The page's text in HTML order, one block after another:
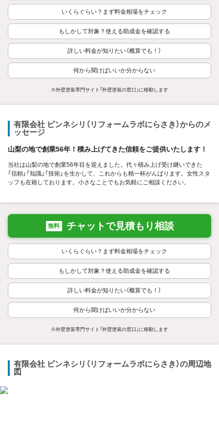
いくらぐらい？まず料金相場をチェック
もしかして対象？使える助成金を確認する
詳しい料金が知りたい（概算でも！）
何から聞けばいいか分からない
※外壁塗装専門サイト「外壁塗装の窓口」に移動します
有限会社 ピンネシリ（リフォームラボにらさき）からのメ
ッセージ
山梨の地で創業56年！積み上げてきた信頼をご提供いたします！
当社は山梨の地で創業56年目を迎えました。代々積み上げ受け継いできた
「信頼」「知識」「技術」を生かして、これからも精一杯がんばります。女性スタ
ッフも在籍しております。小さなことでもお気軽にご相談ください。
無料 チャットで見積もり相談
いくらぐらい？まず料金相場をチェック
もしかして対象？使える助成金を確認する
詳しい料金が知りたい（概算でも！）
何から聞けばいいか分からない
※外壁塗装専門サイト「外壁塗装の窓口」に移動します
有限会社 ピンネシリ（リフォームラボにらさき）の周辺地
図